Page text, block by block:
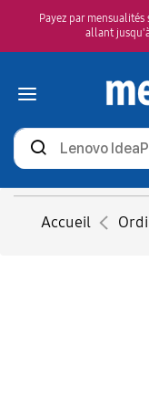
Payez par
allant
Rechercher
des
produits
Accueil